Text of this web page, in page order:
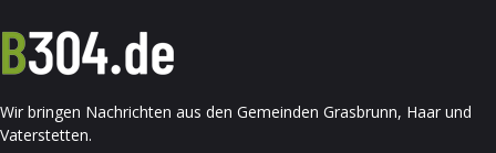
Wir bringen Nachrichten aus den Gemeinden Grasbrunn, Haar und
Vaterstetten.